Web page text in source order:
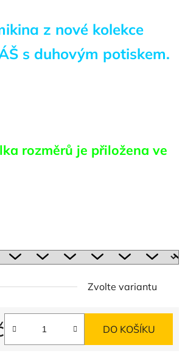
z nové kolekce
s duhovým potiskem.
rozměrů je přiložena ve
Zvolte variantu
DO KOŠÍKU